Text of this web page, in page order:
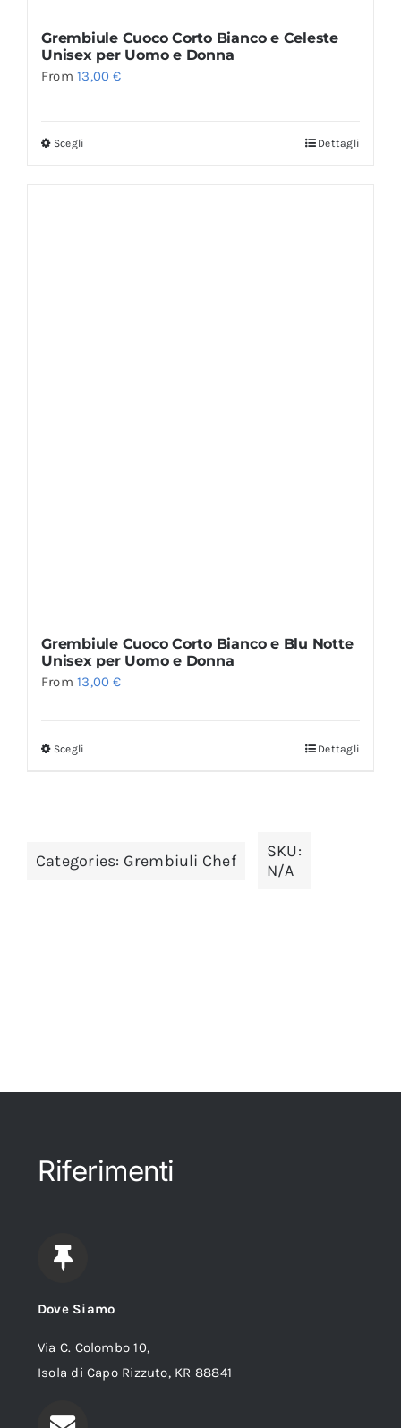
Grembiule Cuoco Corto Bianco e Celeste
Unisex per Uomo e Donna
From13,00€
Scegli Dettagli
Grembiule Cuoco Corto Bianco e Blu Notte
Unisex per Uomo e Donna
From13,00€
Scegli Dettagli
Categories: Grembiuli Chef
SKU:
N/A
Riferimenti
Dove Siamo
Via C. Colombo 10,
Isola di Capo Rizzuto, KR 88841